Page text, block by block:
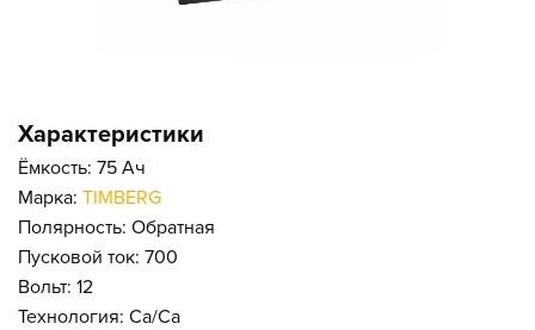
Характеристики
Ёмкость: 75 Ач
Марка: TIMBERG
Полярность: Обратная
Пусковой ток: 700
Вольт: 12
Технология: Ca/Ca